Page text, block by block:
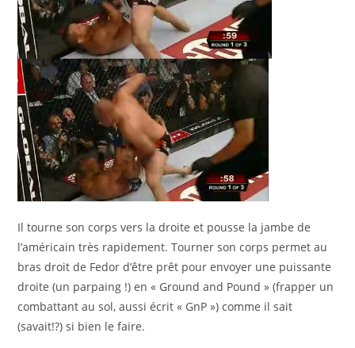
Il tourne son corps vers la droite et pousse la jambe de
l’américain très rapidement. Tourner son corps permet au
bras droit de Fedor d’être prêt pour envoyer une puissante
droite (un parpaing !) en « Ground and Pound » (frapper un
combattant au sol, aussi écrit « GnP ») comme il sait
(savait!?) si bien le faire.